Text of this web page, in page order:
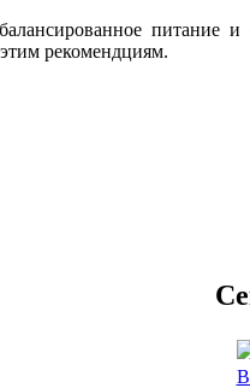
рекомендциям.